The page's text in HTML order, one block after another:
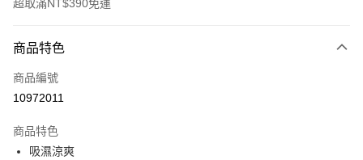
超取滿NT$390免運
POYA支付
信用卡一次付款
LINE Pay
商品特色
商品編號
10972011
商品特色
吸濕涼爽